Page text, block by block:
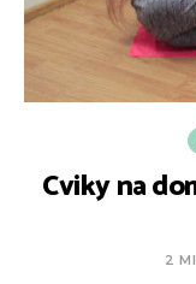
Cviky na
2